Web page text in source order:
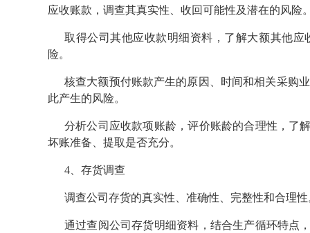
应收账款，调查其真实性、收回可能性及潜在的风险
取得公司其他应收款明细资料，了解大额其他
险。
核查大额预付账款产生的原因、时间和相关采购
此产生的风险。
分析公司应收款项账龄，评价账龄的合理性，了
坏账准备、提取是否充分。
4、存货调查
调查公司存货的真实性、准确性、完整性和合理性
通过查阅公司存货明细资料，结合生产循环特点